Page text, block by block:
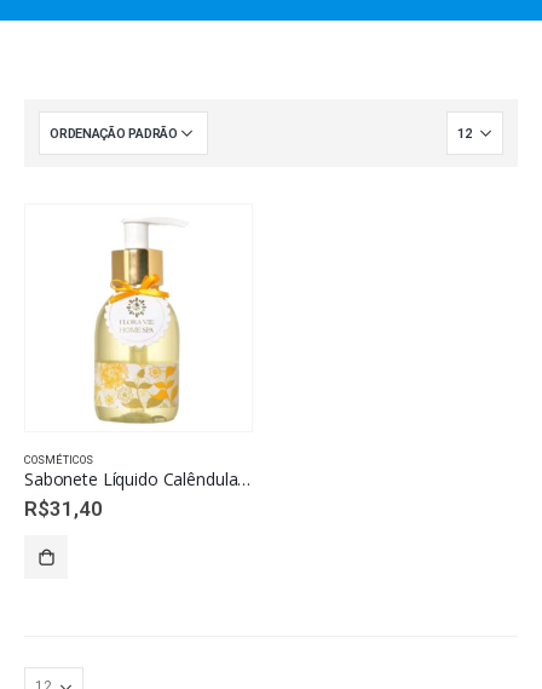
COSMÉTICOS
Sabonete Líquido Calêndula 120ml – Floravie
R$31,40